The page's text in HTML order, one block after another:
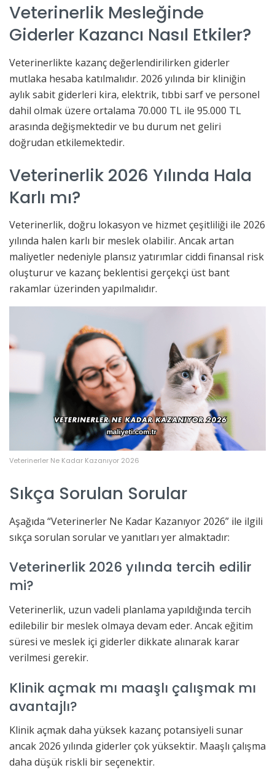
Veterinerlik Mesleğinde
Giderler Kazancı Nasıl Etkiler?
Veterinerlikte kazanç değerlendirilirken giderler
mutlaka hesaba katılmalıdır. 2026 yılında bir kliniğin
aylık sabit giderleri kira, elektrik, tıbbi sarf ve personel
dahil olmak üzere ortalama 70.000 TL ile 95.000 TL
arasında değişmektedir ve bu durum net geliri
doğrudan etkilemektedir.
Veterinerlik 2026 Yılında Hala
Karlı mı?
Veterinerlik, doğru lokasyon ve hizmet çeşitliliği ile 2026
yılında halen karlı bir meslek olabilir. Ancak artan
maliyetler nedeniyle plansız yatırımlar ciddi finansal risk
oluşturur ve kazanç beklentisi gerçekçi üst bant
rakamlar üzerinden yapılmalıdır.
Veterinerler Ne Kadar Kazanıyor 2026
Sıkça Sorulan Sorular
Aşağıda “Veterinerler Ne Kadar Kazanıyor 2026” ile ilgili
sıkça sorulan sorular ve yanıtları yer almaktadır:
Veterinerlik 2026 yılında tercih edilir
mi?
Veterinerlik, uzun vadeli planlama yapıldığında tercih
edilebilir bir meslek olmaya devam eder. Ancak eğitim
süresi ve meslek içi giderler dikkate alınarak karar
verilmesi gerekir.
Klinik açmak mı maaşlı çalışmak mı
avantajlı?
Klinik açmak daha yüksek kazanç potansiyeli sunar
ancak 2026 yılında giderler çok yüksektir. Maaşlı çalışma
daha düşük riskli bir seçenektir.